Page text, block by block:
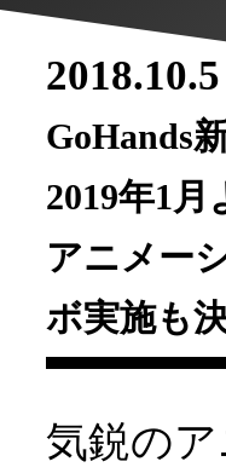
2018.10.5
GoHands
2019年1
アニメー
ボ実施も
気鋭の